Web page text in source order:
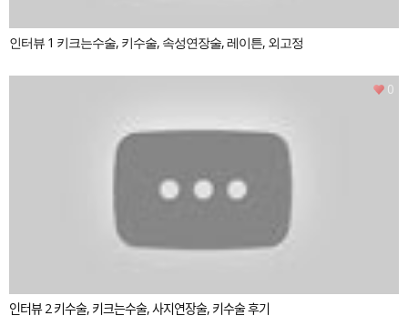
인터뷰 1 키크는수술, 키수술, 속성연장술, 레이튼, 외고정
인터뷰 2 키수술, 키크는수술, 사지연장술, 키수술 후기
0